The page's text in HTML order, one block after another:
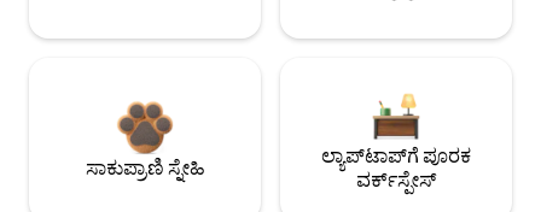
ಸಾಕುಪ್ರಾಣಿ ಸ್ನೇಹಿ
ಲ್ಯಾಪ್‌ಟಾಪ್‌ಗೆ ಪೂರಕ
ವರ್ಕ್‌ಸ್ಪೇಸ್